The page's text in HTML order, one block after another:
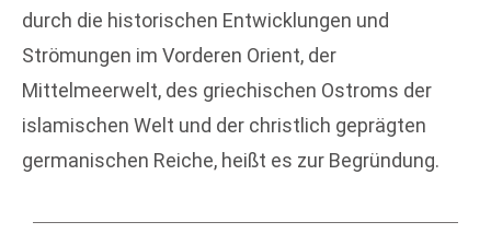
durch die historischen Entwicklungen und
Strömungen im Vorderen Orient, der
Mittelmeerwelt, des griechischen Ostroms der
islamischen Welt und der christlich geprägten
germanischen Reiche, heißt es zur Begründung.